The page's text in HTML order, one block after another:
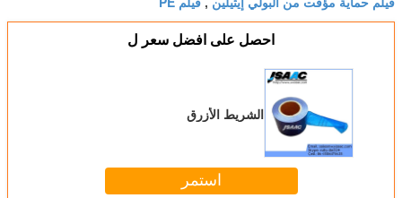
احصل على افضل سعر ل
الشريط الأزرق
استمر